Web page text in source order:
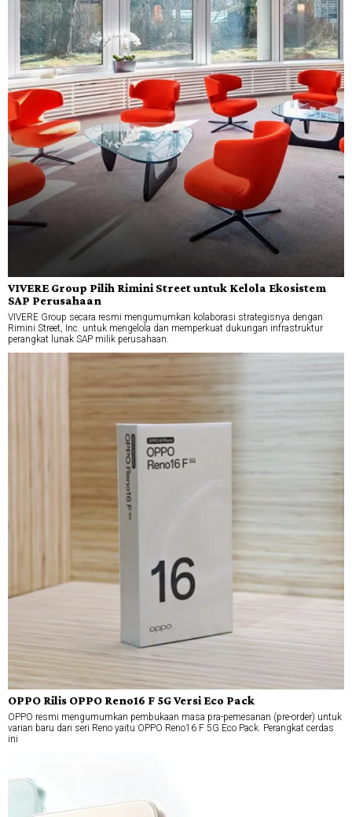
VIVERE Group Pilih Rimini Street untuk Kelola Ekosistem
SAP Perusahaan
VIVERE Group secara resmi mengumumkan kolaborasi strategisnya dengan
Rimini Street, Inc. untuk mengelola dan memperkuat dukungan infrastruktur
perangkat lunak SAP milik perusahaan.
OPPO Rilis OPPO Reno16 F 5G Versi Eco Pack
OPPO resmi mengumumkan pembukaan masa pra-pemesanan (pre-order) untuk
varian baru dari seri Reno yaitu OPPO Reno16 F 5G Eco Pack. Perangkat cerdas
ini